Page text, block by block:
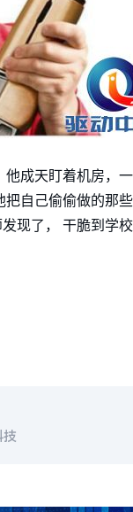
成天盯着机房，
自己偷偷做的那
现了， 干脆到学
技